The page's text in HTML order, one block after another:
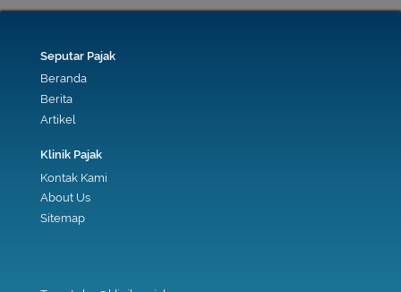
Seputar Pajak
Beranda
Berita
Artikel
Klinik Pajak
Kontak Kami
About Us
Sitemap